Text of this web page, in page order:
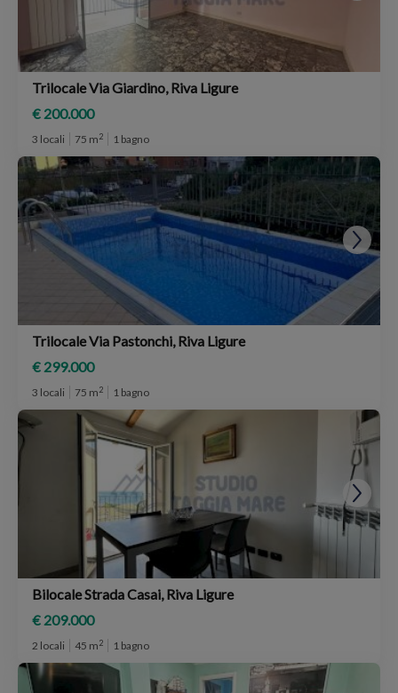
Trilocale Via Giardino, Riva Ligure
€ 200.000
3 locali 75 m2 1 bagno
Trilocale Via Pastonchi, Riva Ligure
€ 299.000
3 locali 75 m2 1 bagno
Bilocale Strada Casai, Riva Ligure
€ 209.000
2 locali 45 m2 1 bagno